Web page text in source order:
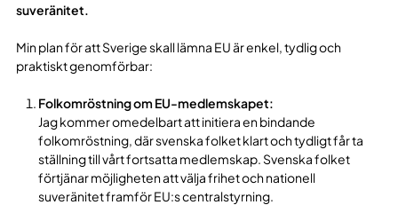
suveränitet.
Min plan för att Sverige skall lämna EU är enkel, tydlig och
praktiskt genomförbar:
Folkomröstning om EU-medlemskapet:
Jag kommer omedelbart att initiera en bindande
folkomröstning, där svenska folket klart och tydligt får ta
ställning till vårt fortsatta medlemskap. Svenska folket
förtjänar möjligheten att välja frihet och nationell
suveränitet framför EU:s centralstyrning.